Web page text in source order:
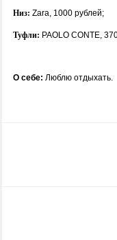
Низ: Zara, 1000 рублей;
Туфли: PAOLO CONTE,
О себе: Люблю отдыхать.